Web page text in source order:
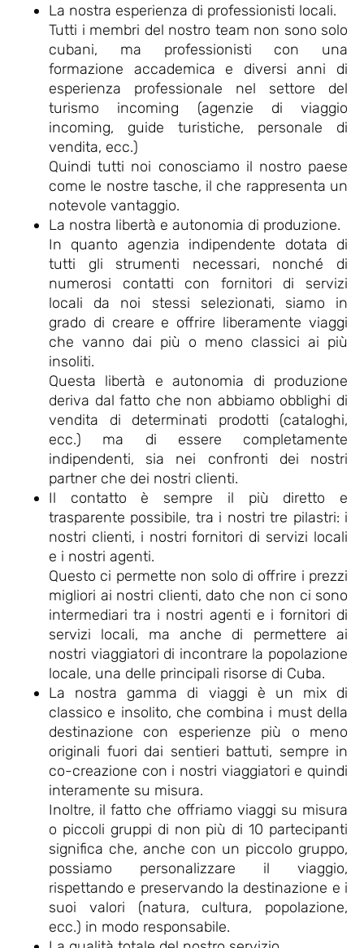
La nostra esperienza di professionisti locali.
Tutti i membri del nostro team non sono solo
cubani, ma professionisti con una
formazione accademica e diversi anni di
esperienza professionale nel settore del
turismo incoming (agenzie di viaggio
incoming, guide turistiche, personale di
vendita, ecc.)
Quindi tutti noi conosciamo il nostro paese
come le nostre tasche, il che rappresenta un
notevole vantaggio.
La nostra libertà e autonomia di produzione.
In quanto agenzia indipendente dotata di
tutti gli strumenti necessari, nonché di
numerosi contatti con fornitori di servizi
locali da noi stessi selezionati, siamo in
grado di creare e offrire liberamente viaggi
che vanno dai più o meno classici ai più
insoliti.
Questa libertà e autonomia di produzione
deriva dal fatto che non abbiamo obblighi di
vendita di determinati prodotti (cataloghi,
ecc.) ma di essere completamente
indipendenti, sia nei confronti dei nostri
partner che dei nostri clienti.
Il contatto è sempre il più diretto e
trasparente possibile, tra i nostri tre pilastri: i
nostri clienti, i nostri fornitori di servizi locali
e i nostri agenti.
Questo ci permette non solo di offrire i prezzi
migliori ai nostri clienti, dato che non ci sono
intermediari tra i nostri agenti e i fornitori di
servizi locali, ma anche di permettere ai
nostri viaggiatori di incontrare la popolazione
locale, una delle principali risorse di Cuba.
La nostra gamma di viaggi è un mix di
classico e insolito, che combina i must della
destinazione con esperienze più o meno
originali fuori dai sentieri battuti, sempre in
co-creazione con i nostri viaggiatori e quindi
interamente su misura.
Inoltre, il fatto che offriamo viaggi su misura
o piccoli gruppi di non più di 10 partecipanti
significa che, anche con un piccolo gruppo,
possiamo personalizzare il viaggio,
rispettando e preservando la destinazione e i
suoi valori (natura, cultura, popolazione,
ecc.) in modo responsabile.